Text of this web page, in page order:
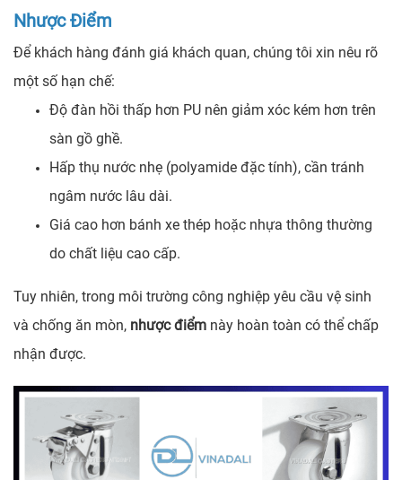
Nhược Điểm
Để khách hàng đánh giá khách quan, chúng tôi xin nêu rõ
một số hạn chế:
Độ đàn hồi thấp hơn PU nên giảm xóc kém hơn trên
sàn gồ ghề.
Hấp thụ nước nhẹ (polyamide đặc tính), cần tránh
ngâm nước lâu dài.
Giá cao hơn bánh xe thép hoặc nhựa thông thường
do chất liệu cao cấp.
Tuy nhiên, trong môi trường công nghiệp yêu cầu vệ sinh
và chống ăn mòn, nhược điểm này hoàn toàn có thể chấp
nhận được.